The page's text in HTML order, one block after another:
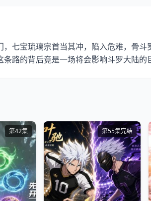
宝琉璃宗首当其冲，陷入危难，骨
条路的背后竟是一场将会影响斗罗大陆
第42集 第55集完结